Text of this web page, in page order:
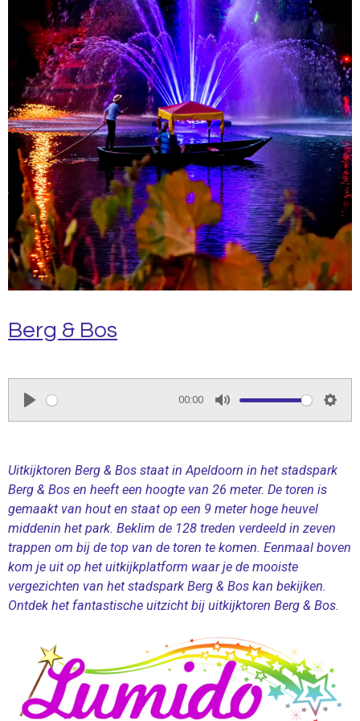
Berg & Bos
P
a
y
00:00
M
e
S
t
n
g
Uitkijktoren Berg & Bos staat in Apeldoorn in het stadspark
Berg & Bos en heeft een hoogte van 26 meter. De toren is
gemaakt van hout en staat op een 9 meter hoge heuvel
middenin het park. Beklim de 128 treden verdeeld in zeven
trappen om bij de top van de toren te komen. Eenmaal boven
kom je uit op het uitkijkplatform waar je de mooiste
vergezichten van het stadspark Berg & Bos kan bekijken.
Ontdek het fantastische uitzicht bij uitkijktoren Berg & Bos.